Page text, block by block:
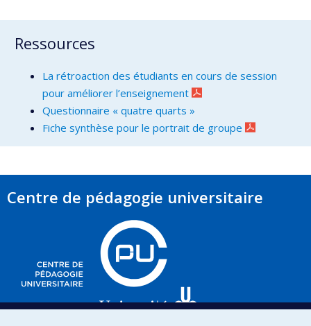
Ressources
La rétroaction des étudiants en cours de session
pour améliorer l’enseignement
Questionnaire « quatre quarts »
Fiche synthèse pour le portrait de groupe
Centre de pédagogie universitaire